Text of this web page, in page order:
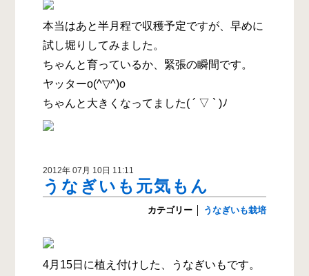
本当はあと半月程で収穫予定ですが、早めに
試し堀りしてみました。
ちゃんと育っているか、緊張の瞬間です。
ヤッターo(^▽^)o
ちゃんと大きくなってました( ´ ▽ ` )ﾉ
2012年 07月 10日 11:11
うなぎいも元気もん
カテゴリー うなぎいも栽培
4月15日に植え付けした、うなぎいもです。